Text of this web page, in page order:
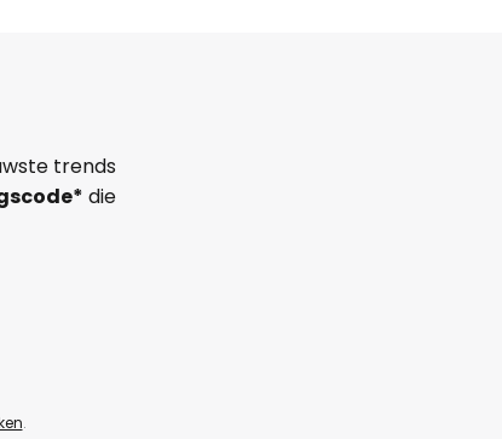
trends
die
.